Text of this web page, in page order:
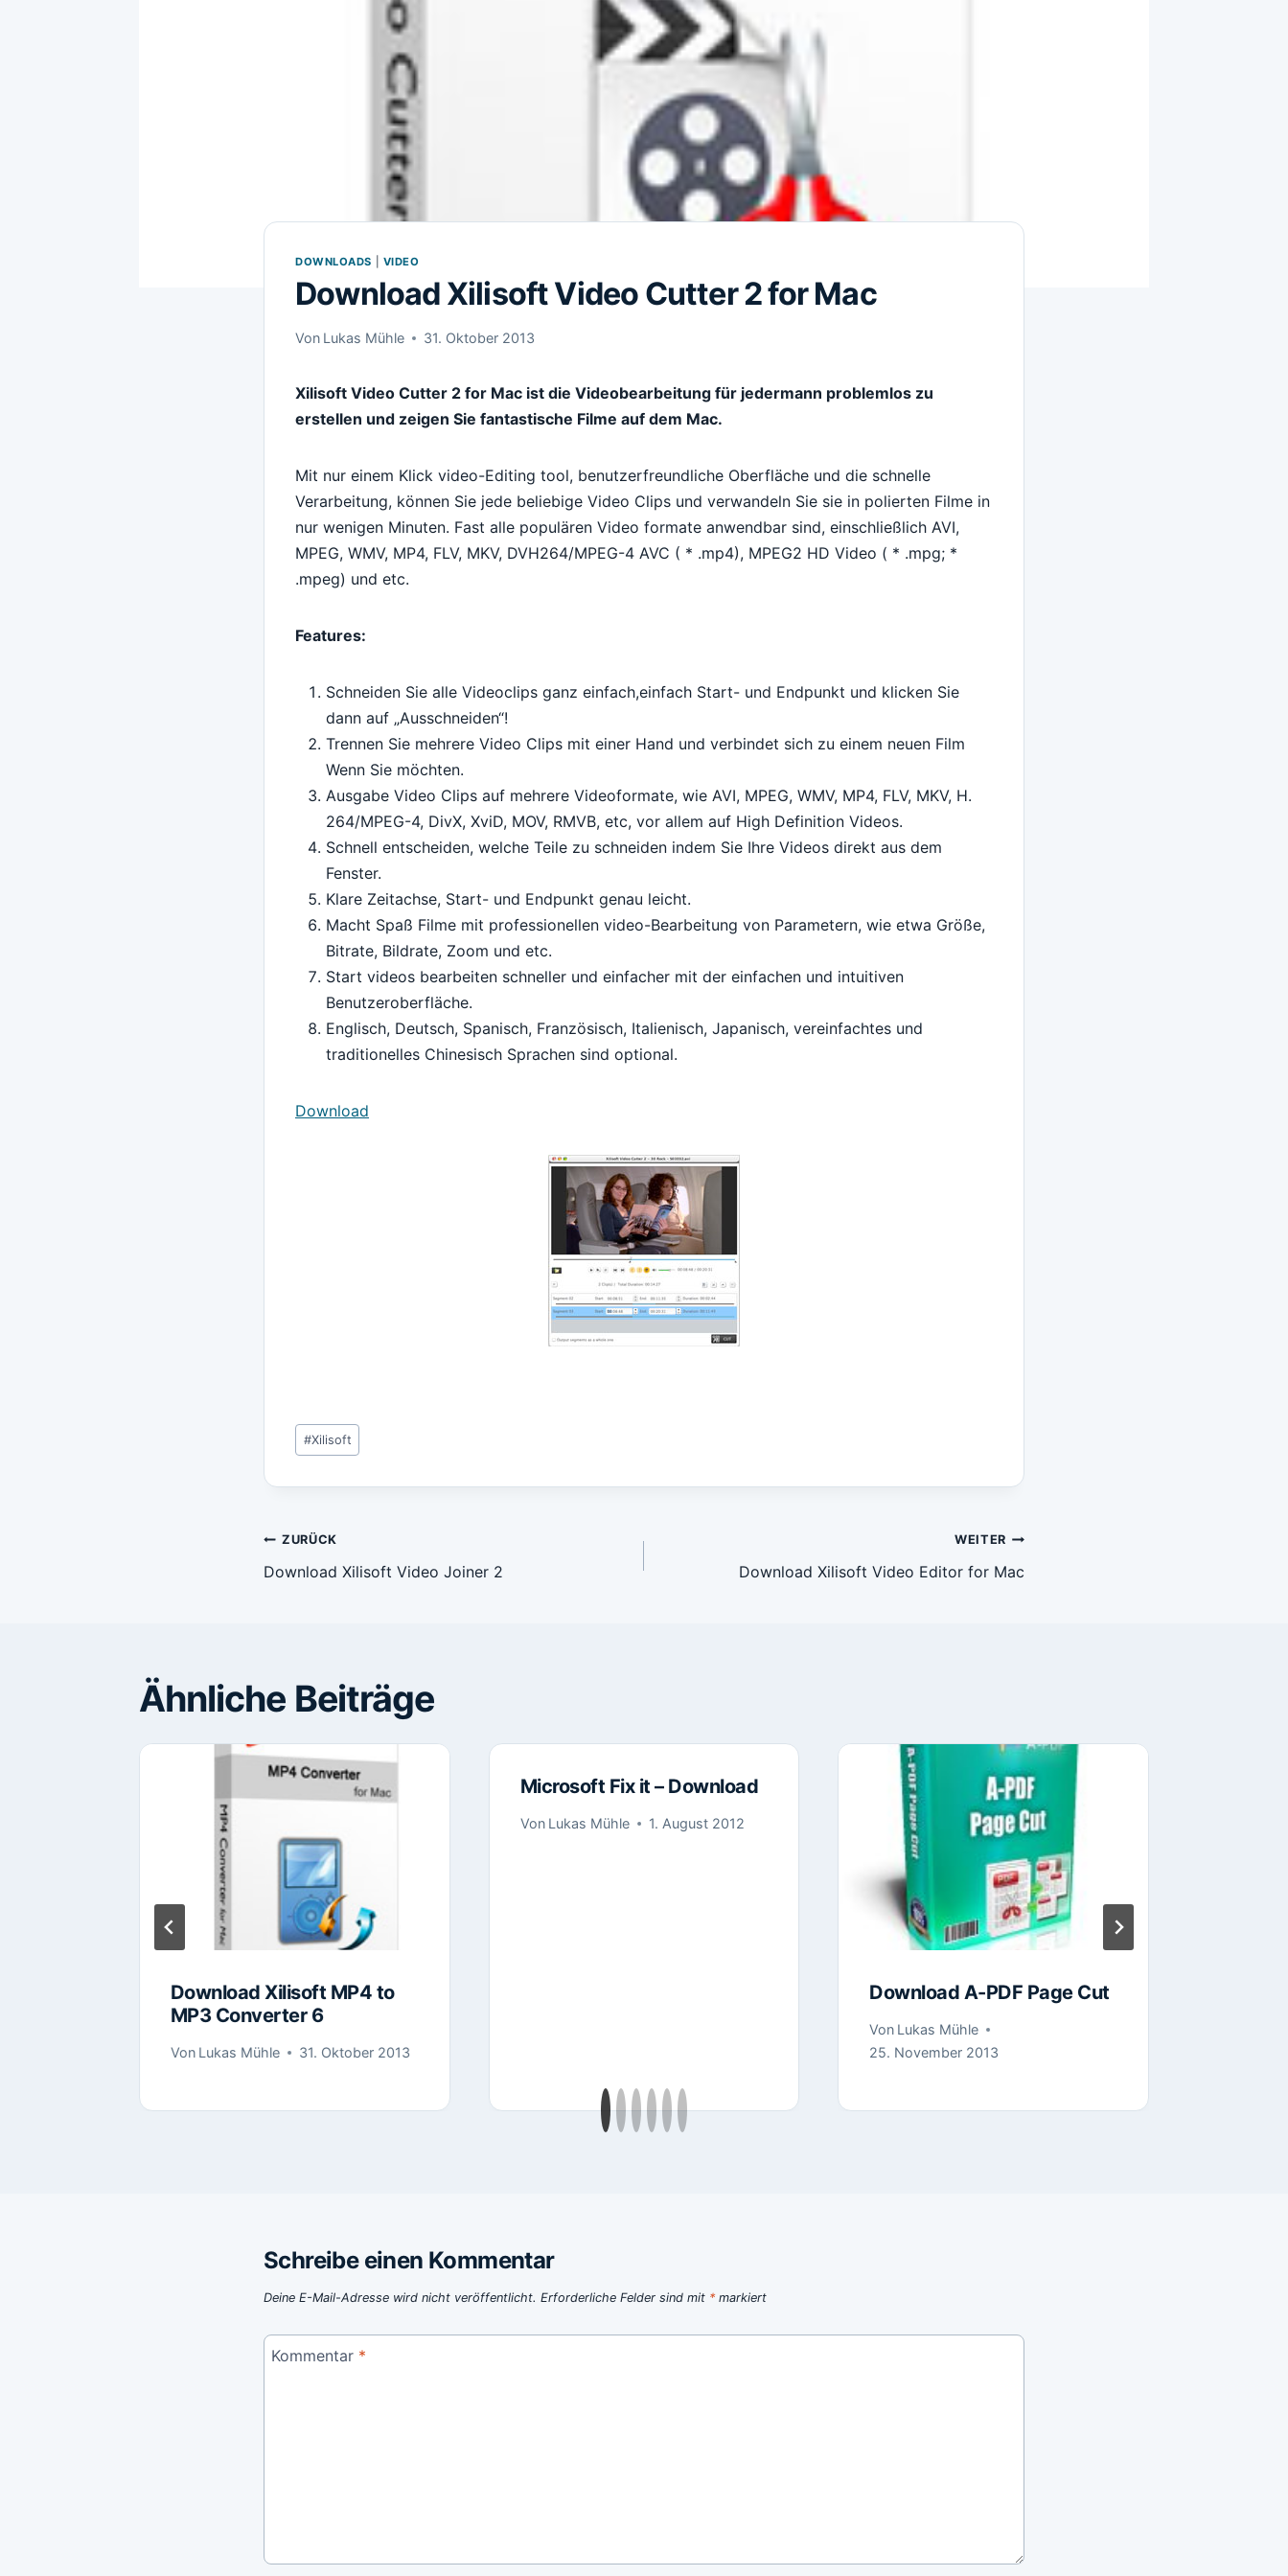
DOWNLOADS VIDEO
Download Xilisoft Video Cutter 2 for Mac
Von Lukas Mühle 31. Oktober 2013
Xilisoft Video Cutter 2 for Mac ist die Videobearbeitung für jedermann problemlos zu
erstellen und zeigen Sie fantastische Filme auf dem Mac.
Mit nur einem Klick video-Editing tool, benutzerfreundliche Oberfläche und die schnelle
Verarbeitung, können Sie jede beliebige Video Clips und verwandeln Sie sie in polierten Filme in
nur wenigen Minuten. Fast alle populären Video formate anwendbar sind, einschließlich AVI,
MPEG, WMV, MP4, FLV, MKV, DVH264/MPEG-4 AVC ( * .mp4), MPEG2 HD Video ( * .mpg; *
.mpeg) und etc.
Features:
Schneiden Sie alle Videoclips ganz einfach,einfach Start- und Endpunkt und klicken Sie
dann auf „Ausschneiden“!
Trennen Sie mehrere Video Clips mit einer Hand und verbindet sich zu einem neuen Film
Wenn Sie möchten.
Ausgabe Video Clips auf mehrere Videoformate, wie AVI, MPEG, WMV, MP4, FLV, MKV, H.
264/MPEG-4, DivX, XviD, MOV, RMVB, etc, vor allem auf High Definition Videos.
Schnell entscheiden, welche Teile zu schneiden indem Sie Ihre Videos direkt aus dem
Fenster.
Klare Zeitachse, Start- und Endpunkt genau leicht.
Macht Spaß Filme mit professionellen video-Bearbeitung von Parametern, wie etwa Größe,
Bitrate, Bildrate, Zoom und etc.
Start videos bearbeiten schneller und einfacher mit der einfachen und intuitiven
Benutzeroberfläche.
Englisch, Deutsch, Spanisch, Französisch, Italienisch, Japanisch, vereinfachtes und
traditionelles Chinesisch Sprachen sind optional.
Download
Schlagworte:
#Xilisoft
Beitragsnavigation
ZURÜCK
Download Xilisoft Video Joiner 2
WEITER
Download Xilisoft Video Editor for Mac
Ähnliche Beiträge
Download Xilisoft MP4 to
MP3 Converter 6
Von Lukas Mühle 31. Oktober 2013
Microsoft Fix it – Download
Von Lukas Mühle 1. August 2012
Download A-PDF Page Cut
Von Lukas Mühle
25. November 2013
Schreibe einen Kommentar
Deine E-Mail-Adresse wird nicht veröffentlicht. Erforderliche Felder sind mit *markiert
Kommentar *